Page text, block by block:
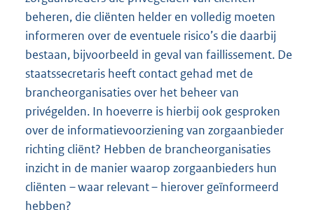
beheren, die cliënten helder en volledig moeten
informeren over de eventuele risico’s die daarbij
bestaan, bijvoorbeeld in geval van faillissement. De
staatssecretaris heeft contact gehad met de
brancheorganisaties over het beheer van
privégelden. In hoeverre is hierbij ook gesproken
over de informatievoorziening van zorgaanbieder
richting cliënt? Hebben de brancheorganisaties
inzicht in de manier waarop zorgaanbieders hun
cliënten – waar relevant – hierover geïnformeerd
hebben?